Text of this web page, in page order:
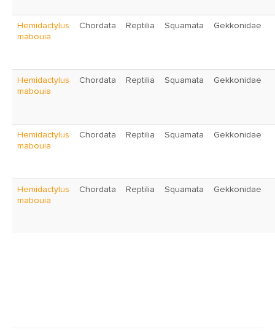
Hemidactylus
mabouia
Chordata Reptilia Squamata Gekkonidae
Hemidactylus
mabouia
Chordata Reptilia Squamata Gekkonidae
Hemidactylus
mabouia
Chordata Reptilia Squamata Gekkonidae
Hemidactylus
mabouia
Chordata Reptilia Squamata Gekkonidae